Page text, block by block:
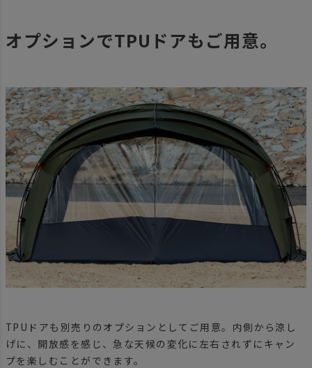
オプションでTPUドアもご用意。
TPUドアも別売りのオプションとしてご用意。内側から涼し
げに、開放感を感じ、急な天候の変化に左右されずにキャン
プを楽しむことができます。